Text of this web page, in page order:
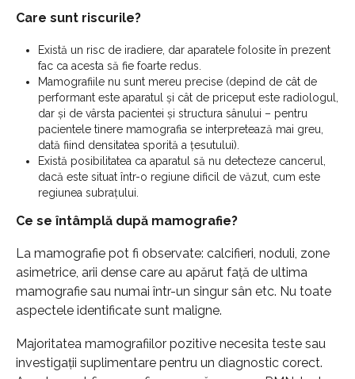
Care sunt riscurile?
Există un risc de iradiere, dar aparatele folosite în prezent
fac ca acesta să fie foarte redus.
Mamografiile nu sunt mereu precise (depind de cât de
performant este aparatul și cât de priceput este radiologul,
dar și de vârsta pacientei și structura sânului – pentru
pacientele tinere mamografia se interpretează mai greu,
dată fiind densitatea sporită a țesutului).
Există posibilitatea ca aparatul să nu detecteze cancerul,
dacă este situat într-o regiune dificil de văzut, cum este
regiunea subrațului.
Ce se întâmplă după mamografie?
La mamografie pot fi observate: calcifieri, noduli, zone
asimetrice, arii dense care au apărut față de ultima
mamografie sau numai într-un singur sân etc. Nu toate
aspectele identificate sunt maligne.
Majoritatea mamografiilor pozitive necesita teste sau
investigații suplimentare pentru un diagnostic corect.